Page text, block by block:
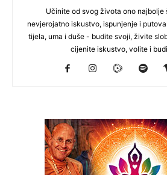
Učinite od svog života ono najbolje
nevjerojatno iskustvo, ispunjenje i
tijela, uma i duše - budite svoji, živite
cijenite iskustvo, volite i